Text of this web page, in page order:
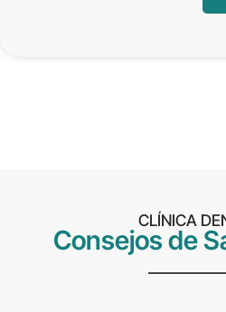
CLÍNICA
Consejos de